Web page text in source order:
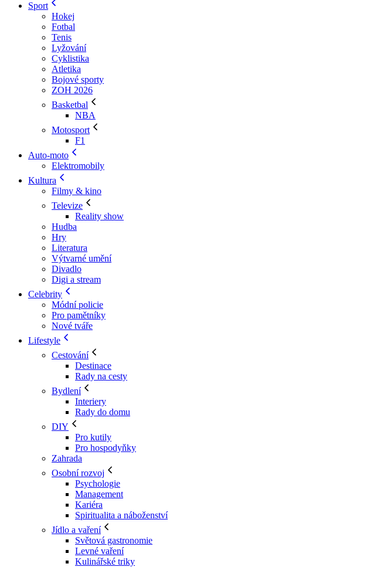
Sport
Hokej
Fotbal
Tenis
Lyžování
Cyklistika
Atletika
Bojové sporty
ZOH 2026
Basketbal
NBA
Motosport
F1
Auto-moto
Elektromobily
Kultura
Filmy & kino
Televize
Reality show
Hudba
Hry
Literatura
Výtvarné umění
Divadlo
Digi a stream
Celebrity
Módní policie
Pro pamětníky
Nové tváře
Lifestyle
Cestování
Destinace
Rady na cesty
Bydlení
Interiery
Rady do domu
DIY
Pro kutily
Pro hospodyňky
Zahrada
Osobní rozvoj
Psychologie
Management
Kariéra
Spiritualita a náboženství
Jídlo a vaření
Světová gastronomie
Levné vaření
Kulinářské triky